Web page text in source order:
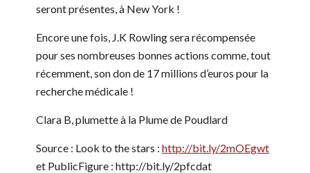
seront présentes, à New York !
Encore une fois, J.K Rowling sera récompensée
pour ses nombreuses bonnes actions comme, tout
récemment, son don de 17 millions d’euros pour la
recherche médicale !
Clara B, plumette à la Plume de Poudlard
Source : Look to the stars : http://bit.ly/2mOEgwt
et PublicFigure : http://bit.ly/2pfcdat